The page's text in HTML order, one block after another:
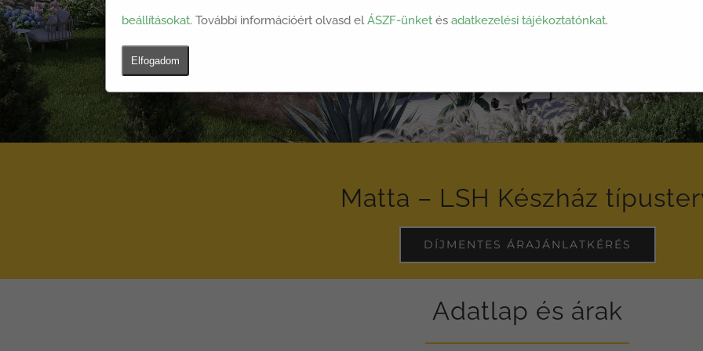
beállításokat. További információért olvasd elÁSZF-ünket ésadatkezelési tájékoztatónkat.
Elfogadom
Matta – LSH Készház
DÍJMENTES ÁRAJÁNLATKÉRÉS
Adatlap és árak